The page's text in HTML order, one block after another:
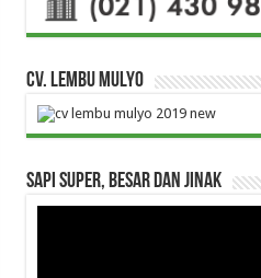
CV. Lembu Mulyo
Sapi Super, Besar dan Jinak